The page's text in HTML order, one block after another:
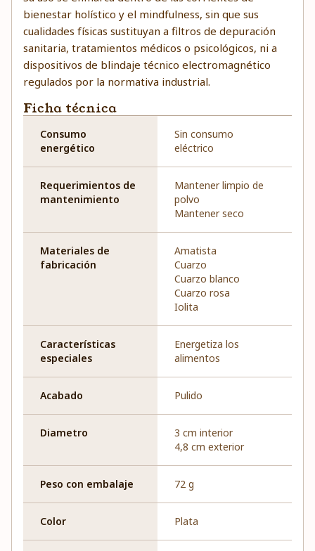
bienestar holístico y el mindfulness, sin que sus
cualidades físicas sustituyan a filtros de depuración
sanitaria, tratamientos médicos o psicológicos, ni a
dispositivos de blindaje técnico electromagnético
regulados por la normativa industrial.
Ficha técnica
Consumo
energético
Sin consumo
eléctrico
Requerimientos de
mantenimiento
Mantener limpio de
polvo
Mantener seco
Materiales de
fabricación
Amatista
Cuarzo
Cuarzo blanco
Cuarzo rosa
Iolita
Características
especiales
Energetiza los
alimentos
Acabado Pulido
Diametro
3 cm interior
4,8 cm exterior
Peso con embalaje 72 g
Color Plata